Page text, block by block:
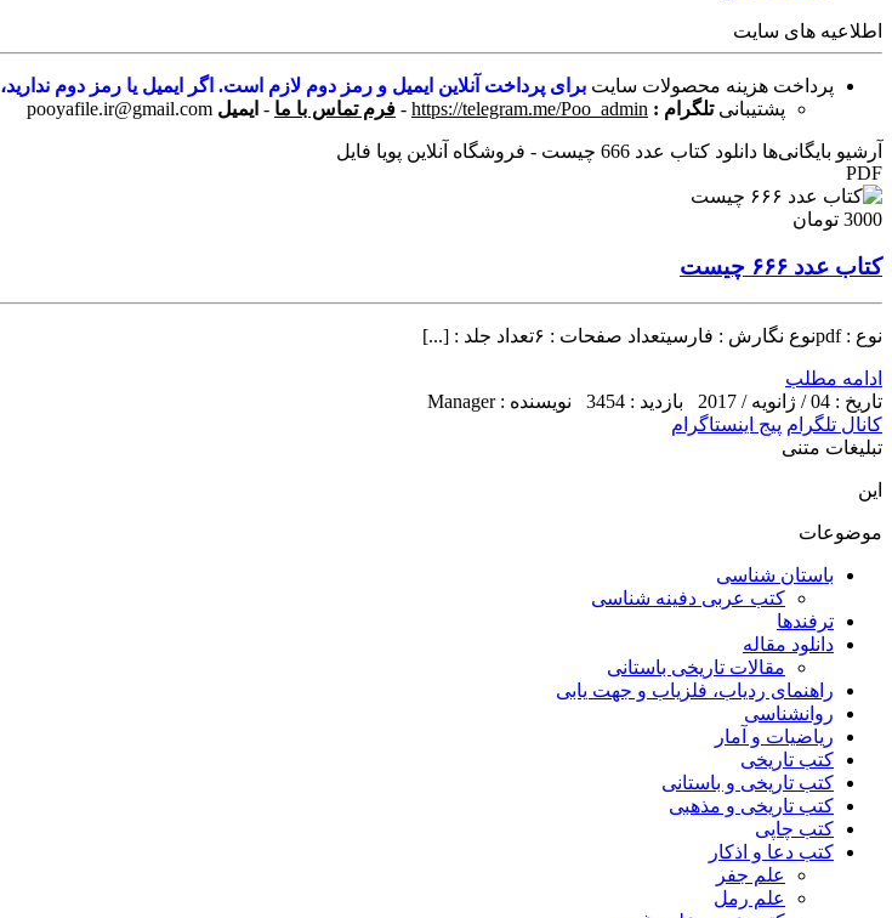
اطلاعیه های سایت
پرداخت هزینه محصولات سایت برای پرداخت آنلاین ایمیل و رمز دوم لازم است. اگر ایمیل یا رمز دوم ندارید،
پشتیبانی تلگرام : https://telegram.me/Poo_admin
- فرم تماس با ما - ایمیل pooyafile.ir@gmail.com
آرشیو بایگانی‌ها دانلود کتاب عدد 666 چیست - فروشگاه آنلاین پویا فایل
PDF
3000 تومان
کتاب عدد ۶۶۶ چیست
نوع : pdfنوع نگارش : فارسیتعداد صفحات : ۶تعداد جلد : [...]
ادامه مطلب
تاریخ : 04 / ژانویه / 2017
بازدید : 3454
نویسنده : Manager
کانال تلگرام پیج اینستاگرام
تبلیغات متنی
این
موضوعات
باستان شناسی
کتب عربی دفینه شناسی
ترفندها
دانلود مقاله
مقالات تاریخی باستانی
راهنمای ردیاب، فلزیاب و جهت یابی
روانشناسی
ریاضیات و آمار
کتب تاریخی
کتب تاریخی و باستانی
کتب تاریخی و مذهبی
کتب چاپی
کتب دعا و اذکار
علم جفر
علم رمل